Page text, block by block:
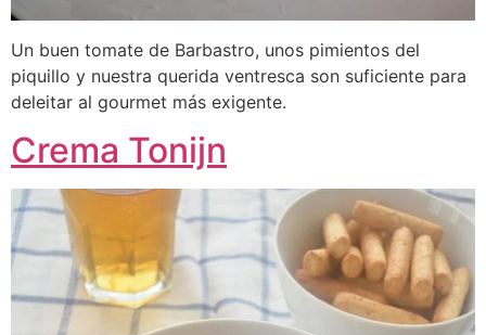
Un buen tomate de Barbastro, unos pimientos del
piquillo y nuestra querida ventresca son suficiente para
deleitar al gourmet más exigente.
Crema Tonijn